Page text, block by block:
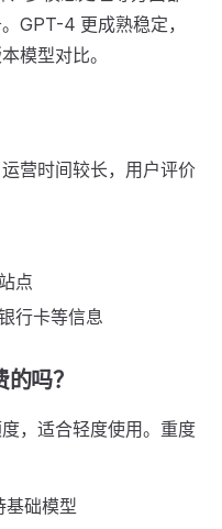
GPT-4 更成熟稳定，
模型对比。
营时间较长，用户评价
点
行卡等信息
吗？
，适合轻度使用。重度
基础模型